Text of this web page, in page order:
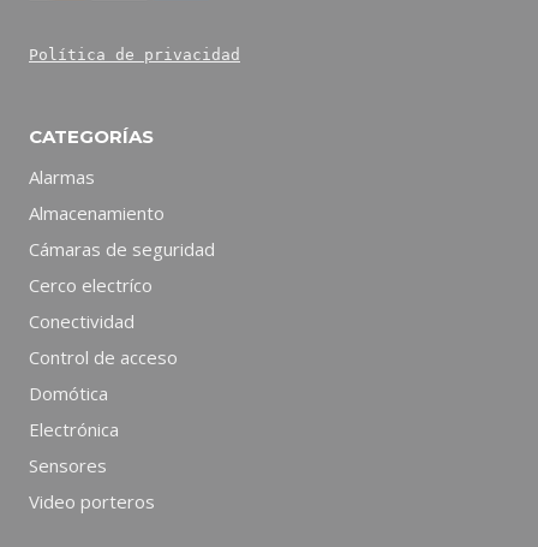
Política de privacidad
CATEGORÍAS
Alarmas
Almacenamiento
Cámaras de seguridad
Cerco electríco
Conectividad
Control de acceso
Domótica
Electrónica
Sensores
Video porteros